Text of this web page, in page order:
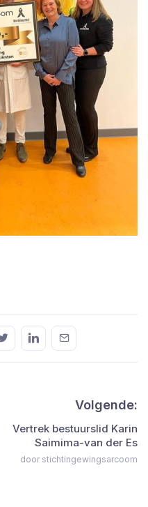
Volgende:
Vertrek bestuurslid Karin
Saimima-van der Es
door stichtingewingsarcoom